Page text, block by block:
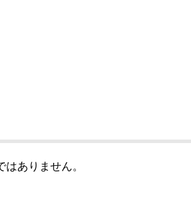
ありません。